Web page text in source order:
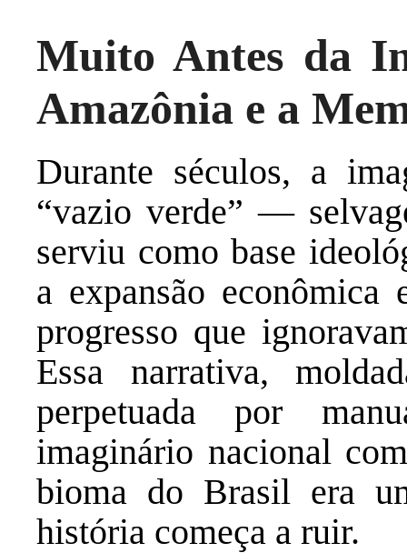
Muito Antes da
Amazônia e a
Durante séculos, a
“vazio verde” —
serviu como base
a expansão
progresso que
Essa narrativa,
perpetuada por
imaginário nacional
bioma do Brasil era
história começa a ruir.